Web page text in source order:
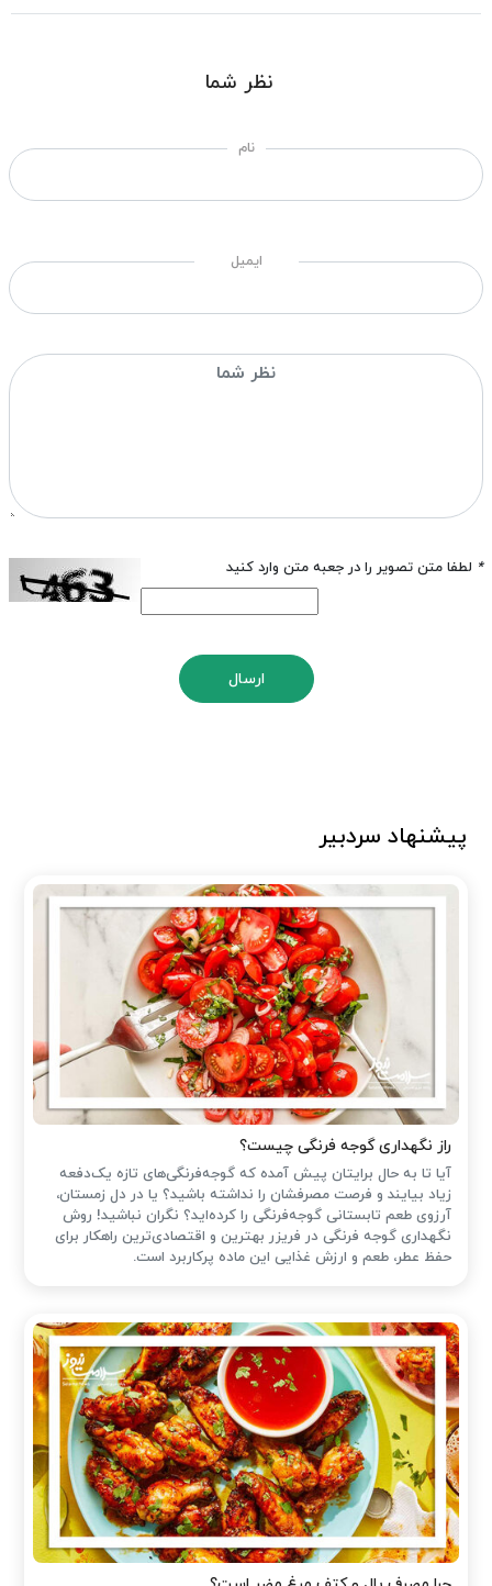
نظر شما
نام
ایمیل
* لطفا متن تصویر را در جعبه متن وارد کنید
ارسال
پیشنهاد سردبیر
راز نگهداری گوجه فرنگی چیست؟
آیا تا به حال برایتان پیش آمده که گوجه‌فرنگی‌های تازه یک‌دفعه
زیاد بیایند و فرصت مصرفشان را نداشته باشید؟ یا در دل زمستان،
آرزوی طعم تابستانی گوجه‌فرنگی را کرده‌اید؟ نگران نباشید! روش
نگهداری گوجه فرنگی در فریزر بهترین و اقتصادی‌ترین راهکار برای
حفظ عطر، طعم و ارزش غذایی این ماده پرکاربرد است.